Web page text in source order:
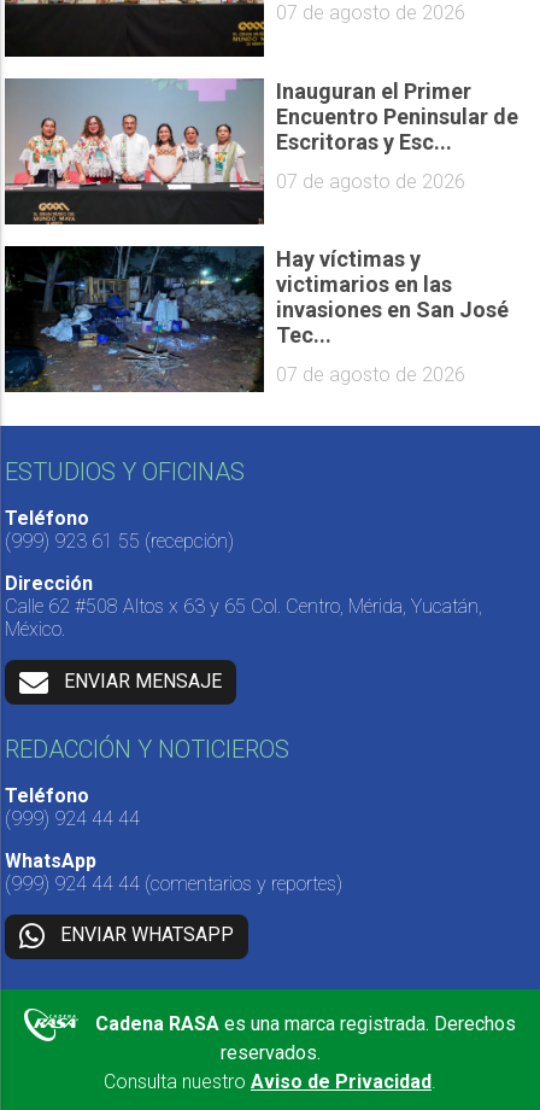
07 de agosto de 2026
Inauguran el Primer
Encuentro Peninsular de
Escritoras y Esc...
07 de agosto de 2026
Hay víctimas y
victimarios en las
invasiones en San José
Tec...
07 de agosto de 2026
ESTUDIOS Y OFICINAS
Teléfono
(999) 923 61 55 (recepción)
Dirección
Calle 62 #508 Altos x 63 y 65 Col. Centro, Mérida, Yucatán,
México.
ENVIAR MENSAJE
REDACCIÓN Y NOTICIEROS
Teléfono
(999) 924 44 44
WhatsApp
(999) 924 44 44 (comentarios y reportes)
ENVIAR WHATSAPP
Cadena RASA es una marca registrada. Derechos
reservados.
Consulta nuestro Aviso de Privacidad